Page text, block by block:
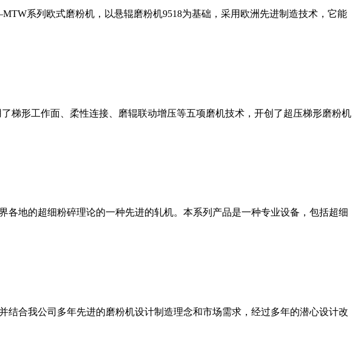
系列欧式磨粉机，以悬辊磨粉机9518为基础，采用欧洲先进制造技术，它能
梯形工作面、柔性连接、磨辊联动增压等五项磨机技术，开创了超压梯形磨粉机
地的超细粉碎理论的一种先进的轧机。本系列产品是一种专业设备，包括超细
合我公司多年先进的磨粉机设计制造理念和市场需求，经过多年的潜心设计改